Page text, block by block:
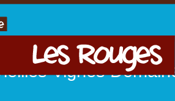
Vignes